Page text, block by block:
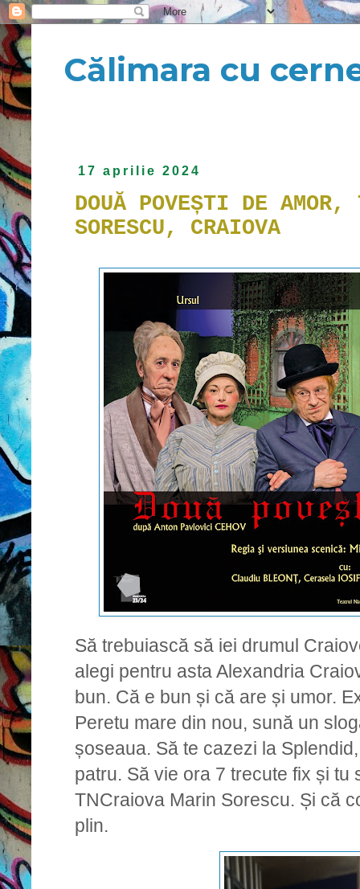
Călimara cu
17 aprilie 2024
DOUĂ POVEȘTI DE AMOR,
SORESCU, CRAIOVA
Să trebuiască să iei drumul
alegi pentru asta Alexandria
bun. Că e bun și că are și umor.
Peretu mare din nou, sună un
șoseaua. Să te cazezi la
patru. Să vie ora 7 trecute fix și
TNCraiova Marin Sorescu. Și că
plin.